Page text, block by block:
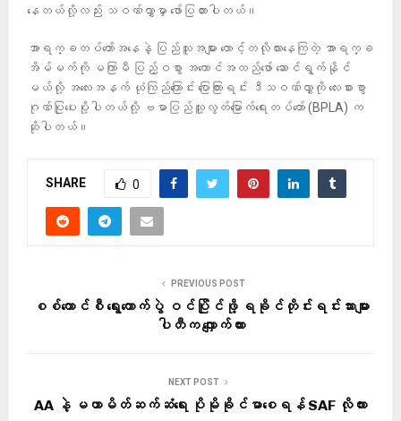
နေတယ်လို့လည်း သဝဏ်လွှာမှာ ဖော်ပြထားပါတယ်။
အာရက္ခတပ်တော်အနေနဲ့ ပြည်သူအများ တောင့်တလိုလားနေကြတဲ့ အာရက္ခ
အိမ်မက်ကို မကြာမီ ပြည့်ဝစွာ အကောင်အထည်ဖော် ဆောင်ရွက်နိုင်
မယ်လို့ အလေးအနက် ယုံကြည်ကြောင်း ပြောကြားရင်း ဒီသဝဏ်လွှာကို လေးစားစွာ
ဂုဏ်ပြုပေးပို့ပါတယ်လို့ ဗမာပြည်သူ့လွတ်မြောက်ရေးတပ်တော် (BPLA) က
ဆိုပါတယ်။
SHARE 0
PREVIOUS POST
စစ်ကောင်စီ ရွေးကောက်ပွဲ ဝင်ပြိုင်ဖို့ ရခိုင်တိုင်းရင်းသားများ
ပါတီက လျှောက်ထား
NEXT POST
AA နဲ့ မဟာမိတ်ဆက်ဆံရေး ပိုမိုခိုင်မာစေရန် SAF လိုလား